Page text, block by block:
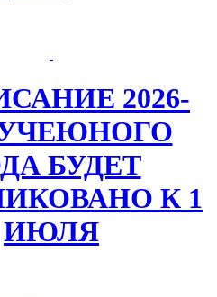
2026-
УЧЕЮНОГО
БУДЕТ
К 1
ИЮЛЯ